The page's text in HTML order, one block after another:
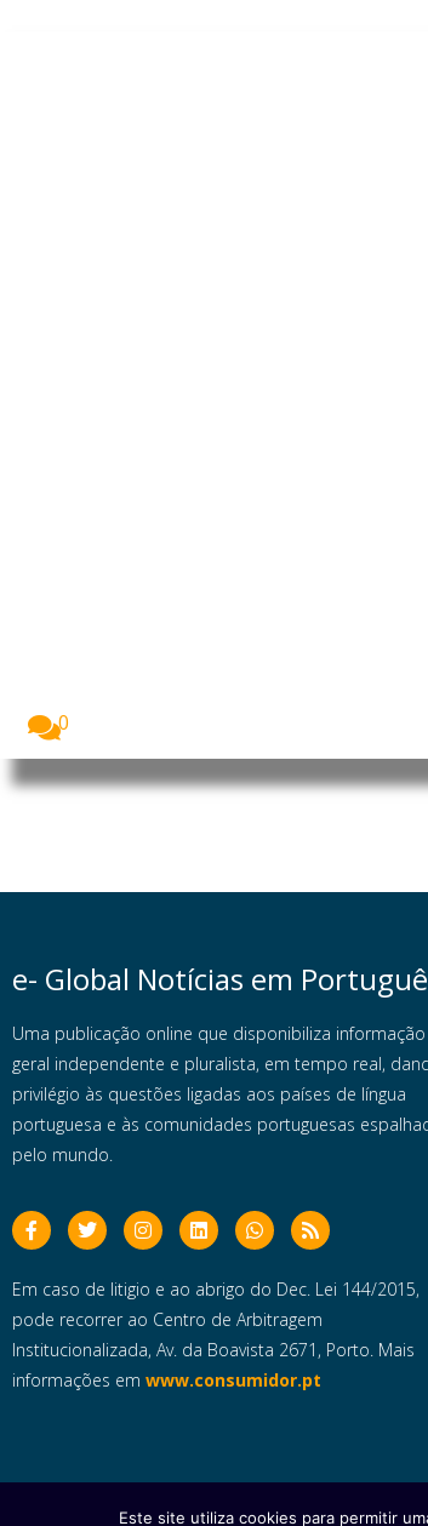
0
e- Global Notícias em
Uma publicação online que disponibiliza informação
geral independente e pluralista, em tempo real,
privilégio às questões ligadas aos países de língua
portuguesa e às comunidades portuguesas
pelo mundo.
Em caso de litigio e ao abrigo do Dec. Lei 144/2015,
pode recorrer ao Centro de Arbitragem
Institucionalizada, Av. da Boavista 2671, Porto. Mais
informações em www.consumidor.pt
Copyright © 2025 e- Global Notícias em Português
Este site utiliza cookies para permitir